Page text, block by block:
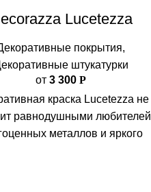
Lucetezza
покрытия,
штукатурки
от3 300Р
краска Lucetezza не
равнодушными любителей
металлов и яркого